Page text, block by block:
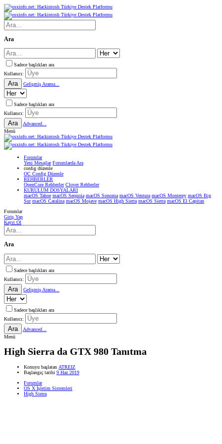
Ara
Sadece başlıkları ara
Kullanıcı:
Ara Gelişmiş Arama...
Sadece başlıkları ara
Kullanıcı:
Ara
Advanced...
Menü
Forumlar
Yeni Mesajlar Forumlarda Ara
confıg düzenle
OC Config Düzenle
REHBERLER
OpenCore Rehberler Clover Rehberler
KURULUM DOSYALARI
macOS Tahoe macOS Sequoia macOS Sonoma macOS Ventura macOS Monterey macOS Big
Sur macOS Catalina macOS Mojave macOS High Sierra macOS Sierra macOS El Capitan
Forumlar
Giriş Yap
Kayıt Ol
Ara
Sadece başlıkları ara
Kullanıcı:
Ara Gelişmiş Arama...
Sadece başlıkları ara
Kullanıcı:
Ara
Advanced...
Menü
High Sierra da GTX 980 Tanıtma
Konuyu başlatan ATREIZ
Başlangıç tarihi 9 Haz 2019
Forumlar
OS X İşletim Sistemleri
High Sierra